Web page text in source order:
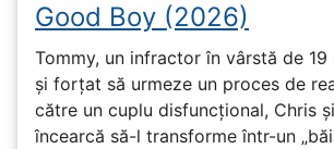
Good Boy (2026)
Tommy, un infractor în vârstă de 19
și forțat să urmeze un proces de
către un cuplu disfuncțional, Chris
încearcă să-l transforme într-un